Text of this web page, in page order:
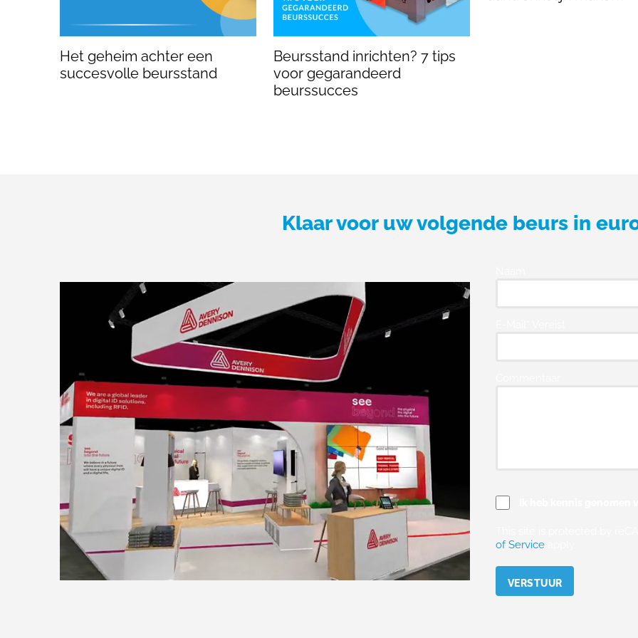
Het geheim achter een
succesvolle beursstand
Beursstand inrichten? 7 tips
voor gegarandeerd
beurssucces
Klaar voor uw volgende beurs in
of Service